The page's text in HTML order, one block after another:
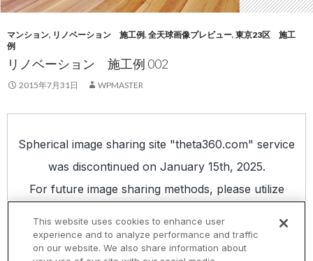
マンション, リノベーション 施工例, 全天球画像プレビュー, 東京23区 施工
例
リノベーション 施工例 002
2015年7月31日 WPMASTER